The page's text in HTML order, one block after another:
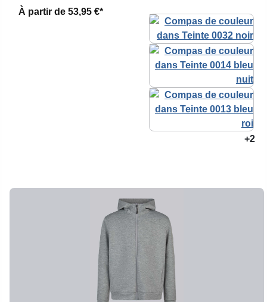
À partir de 53,95 €*
+2